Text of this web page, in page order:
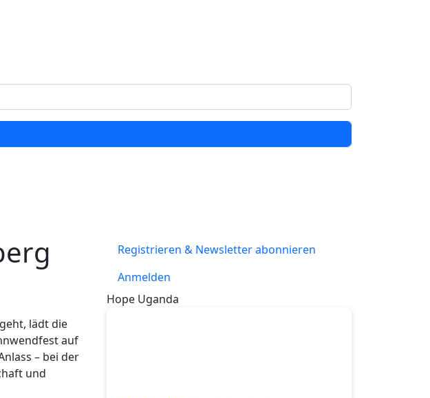
lädt die
auf
– bei der
und
Registrieren & Newsletter abonnieren
Anmelden
Hope Uganda